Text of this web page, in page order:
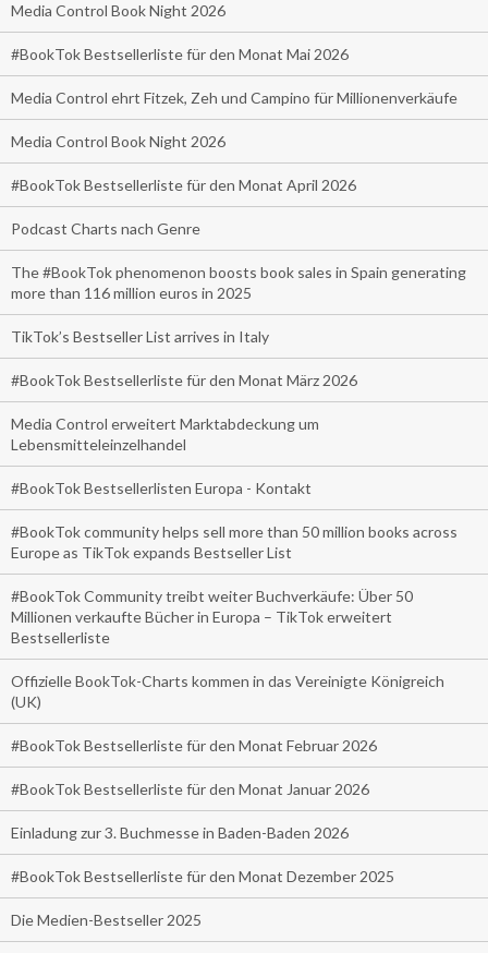
Media Control Book Night 2026
#BookTok Bestsellerliste für den Monat Mai 2026
Media Control ehrt Fitzek, Zeh und Campino für Millionenverkäufe
Media Control Book Night 2026
#BookTok Bestsellerliste für den Monat April 2026
Podcast Charts nach Genre
The #BookTok phenomenon boosts book sales in Spain generating
more than 116 million euros in 2025
TikTok’s Bestseller List arrives in Italy
#BookTok Bestsellerliste für den Monat März 2026
Media Control erweitert Marktabdeckung um
Lebensmitteleinzelhandel
#BookTok Bestsellerlisten Europa - Kontakt
#BookTok community helps sell more than 50 million books across
Europe as TikTok expands Bestseller List
#BookTok Community treibt weiter Buchverkäufe: Über 50
Millionen verkaufte Bücher in Europa – TikTok erweitert
Bestsellerliste
Offizielle BookTok-Charts kommen in das Vereinigte Königreich
(UK)
#BookTok Bestsellerliste für den Monat Februar 2026
#BookTok Bestsellerliste für den Monat Januar 2026
Einladung zur 3. Buchmesse in Baden-Baden 2026
#BookTok Bestsellerliste für den Monat Dezember 2025
Die Medien-Bestseller 2025